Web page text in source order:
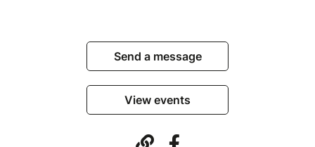
Send a message
View events